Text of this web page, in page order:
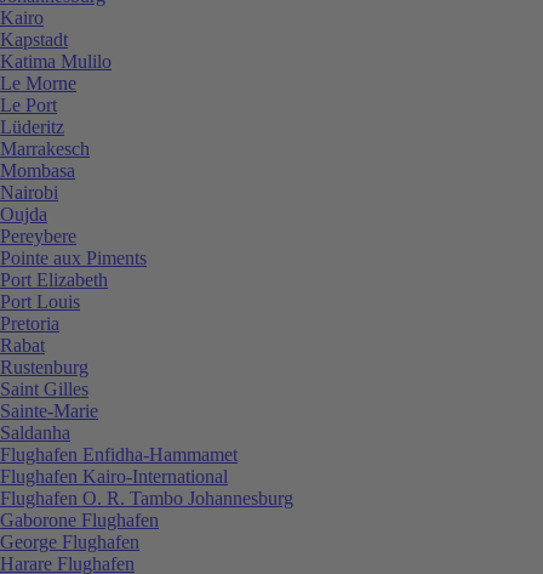
Kairo
Kapstadt
Katima Mulilo
Le Morne
Le Port
Lüderitz
Marrakesch
Mombasa
Nairobi
Oujda
Pereybere
Pointe aux Piments
Port Elizabeth
Port Louis
Pretoria
Rabat
Rustenburg
Saint Gilles
Sainte-Marie
Saldanha
Flughafen Enfidha-Hammamet
Flughafen Kairo-International
Flughafen O. R. Tambo Johannesburg
Gaborone Flughafen
George Flughafen
Harare Flughafen